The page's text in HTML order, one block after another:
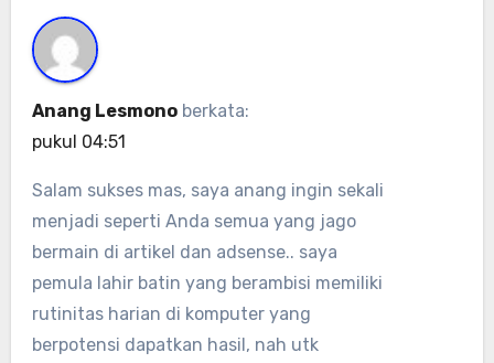
Anang Lesmono berkata:
pukul 04:51
Salam sukses mas, saya anang ingin sekali
menjadi seperti Anda semua yang jago
bermain di artikel dan adsense.. saya
pemula lahir batin yang berambisi memiliki
rutinitas harian di komputer yang
berpotensi dapatkan hasil, nah utk